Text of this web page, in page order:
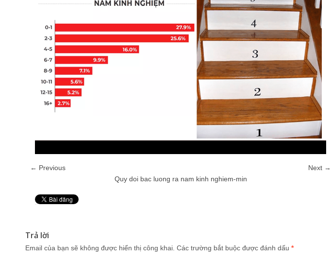
← Previous
Next →
Quy doi bac luong ra nam kinh nghiem-min
Trả lời
Email của bạn sẽ không được hiển thị công khai. Các trường bắt buộc được đánh dấu *